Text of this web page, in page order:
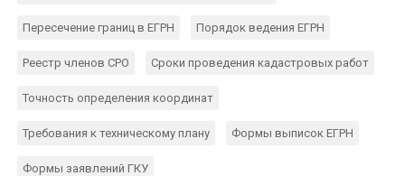
Пересечение границ в ЕГРН Порядок ведения ЕГРН
Реестр членов СРО Сроки проведения кадастровых работ
Точность определения координат
Требования к техническому плану Формы выписок ЕГРН
Формы заявлений ГКУ